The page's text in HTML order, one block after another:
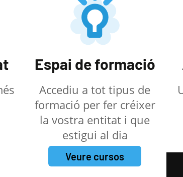
Espai de formació
Accediu a tot tipus de
formació per fer créixer
la vostra entitat i que
estigui al dia
Veure cursos